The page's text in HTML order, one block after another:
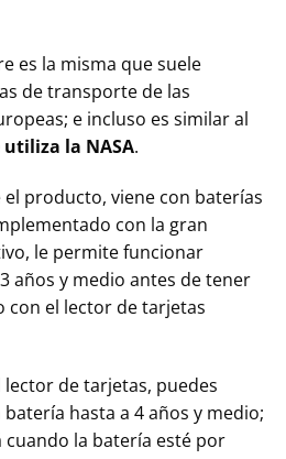
es la misma que suele
de transporte de las
e incluso es similar al
utiliza la NASA.
el producto, viene con baterías
con la gran
le permite funcionar
años y medio antes de tener
con el lector de tarjetas
lector de tarjetas, puedes
hasta a 4 años y medio;
la batería esté por